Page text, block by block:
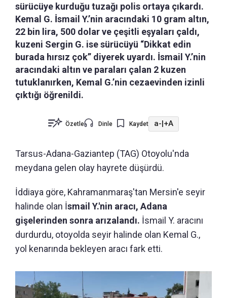
sürücüye kurduğu tuzağı polis ortaya çıkardı.
Kemal G. İsmail Y.’nin aracındaki 10 gram altın,
22 bin lira, 500 dolar ve çeşitli eşyaları çaldı,
kuzeni Sergin G. ise sürücüyü “Dikkat edin
burada hırsız çok” diyerek uyardı. İsmail Y.’nin
aracındaki altın ve paraları çalan 2 kuzen
tutuklanırken, Kemal G.’nin cezaevinden izinli
çıktığı öğrenildi.
Özetle Dinle Kaydet a- +A
Tarsus-Adana-Gaziantep (TAG) Otoyolu'nda
meydana gelen olay hayrete düşürdü.
İddiaya göre, Kahramanmaraş'tan Mersin'e seyir
halinde olan İsmail Y.'nin aracı, Adana
gişelerinden sonra arızalandı. İsmail Y. aracını
durdurdu, otoyolda seyir halinde olan Kemal G.,
yol kenarında bekleyen aracı fark etti.